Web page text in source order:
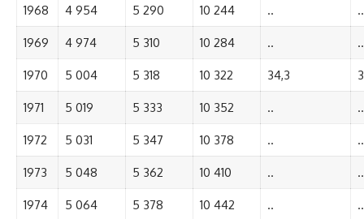
1968 4 954 5 290 10 244 .. ..
1969 4 974 5 310 10 284 .. ..
1970 5 004 5 318 10 322 34,3
1971 5 019 5 333 10 352 .. ..
1972 5 031 5 347 10 378 .. ..
1973 5 048 5 362 10 410 .. ..
1974 5 064 5 378 10 442 .. ..